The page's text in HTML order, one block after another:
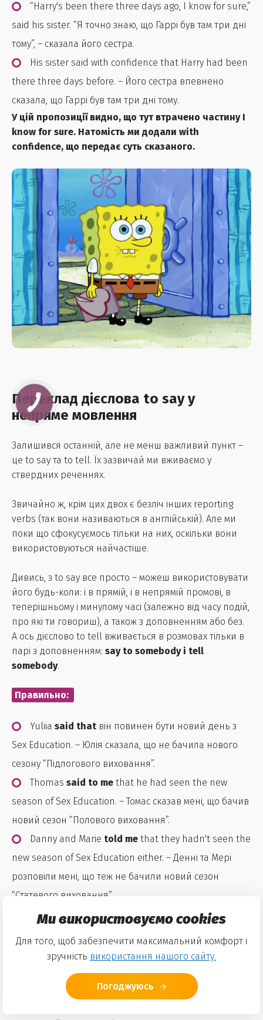
“Harry's been there three days ago, I know for sure,”
said his sister. “Я точно знаю, що Гаррі був там три дні
тому”, – сказала його сестра.
His sister said with confidence that Harry had been
there three days before. – Його сестра впевнено
сказала, що Гаррі був там три дні тому.
У цій пропозиції видно, що тут втрачено частину I
know for sure. Натомість ми додали with
confidence, що передає суть сказаного.
Переклад дієслова to say у
непряме мовлення
Залишився останній, але не менш важливий пункт –
це to say та to tell. Їх зазвичай ми вживаємо у
ствердних реченнях.
Звичайно ж, крім цих двох є безліч інших reporting
verbs (так вони називаються в англійській). Але ми
поки що сфокусуємось тільки на них, оскільки вони
використовуються найчастіше.
Дивись, з to say все просто – можеш використовувати
його будь-коли: і в прямій, і в непрямій промові, в
теперішньому і минулому часі (залежно від часу подій,
про які ти говориш), а також з доповненням або без.
А ось дієслово to tell вживається в розмовах тільки в
парі з доповненням: say to somebody і tell
somebody.
Правильно:
Yuliia said that він повинен бути новий день з
Sex Education. – Юлія сказала, що не бачила нового
сезону “Підлогового виховання”.
Thomas said to me that he had seen the new
season of Sex Education. – Томас сказав мені, що бачив
новий сезон “Полового виховання”.
Danny and Marie told me that they hadn't seen the
new season of Sex Education either. – Денні та Мері
розповіли мені, що теж не бачили новий сезон
“Статевого виховання”.
Неправильно:
Williamold thathe wasn’t even going to watch the
new season of Sex Education.
Отже, тепер ти знаєш основні правила, як змінити
пряме мовлення на непряме. І найголовніше, що
Ми використовуємо cookies
Для того, щоб забезпечити максимальний комфорт і
зручність використання нашого сайту.
Погоджуюсь